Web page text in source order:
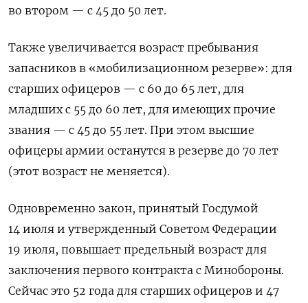
во втором — с 45 до 50 лет.
Также увеличивается возраст пребывания
запасников в «мобилизационном резерве»: для
старших офицеров — с 60 до 65 лет, для
младших с 55 до 60 лет, для имеющих прочие
звания — с 45 до 55 лет. При этом высшие
офицеры армии останутся в резерве до 70 лет
(этот возраст не меняется).
Одновременно закон, принятый Госдумой
14 июля и утвержденный Советом Федерации
19 июля, повышает предельный возраст для
заключения первого контракта с Минобороны.
Сейчас это 52 года для старших офицеров и 47